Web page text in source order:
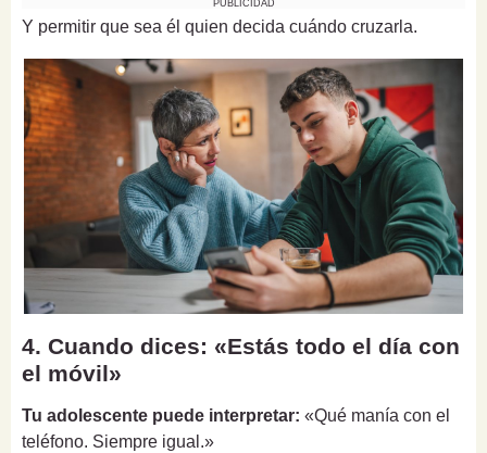
PUBLICIDAD
Y permitir que sea él quien decida cuándo cruzarla.
4. Cuando dices: «Estás todo el día con
el móvil»
Tu adolescente puede interpretar: «Qué manía con el
teléfono. Siempre igual.»